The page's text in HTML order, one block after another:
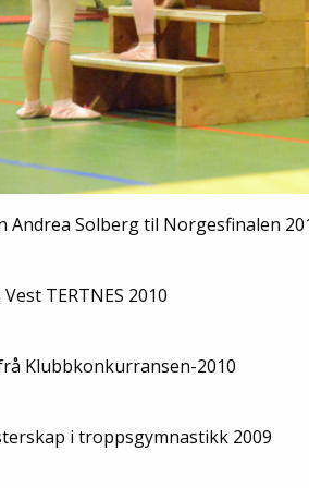
Andrea Solberg til Norgesfinalen
TERTNES 2010
Klubbkonkurransen-2010
i troppsgymnastikk 2009